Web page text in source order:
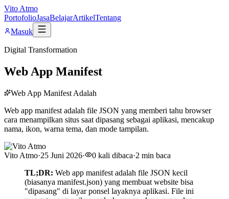
Vito Atmo
PortofolioJasaBelajarArtikelTentang
Masuk
Digital Transformation
Web App Manifest
Web App Manifest Adalah
Web app manifest adalah file JSON yang memberi tahu browser
cara menampilkan situs saat dipasang sebagai aplikasi, mencakup
nama, ikon, warna tema, dan mode tampilan.
Vito Atmo·25 Juni 2026· 0 kali dibaca·2 min baca
TL;DR: Web app manifest adalah file JSON kecil
(biasanya manifest.json) yang membuat website bisa
"dipasang" di layar ponsel layaknya aplikasi. File ini